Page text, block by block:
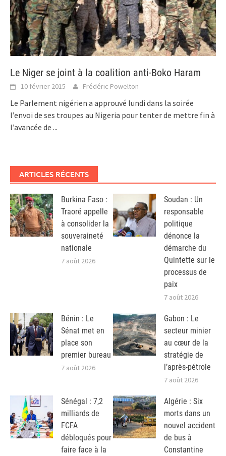
Le Niger se joint à la coalition anti-Boko Haram
10 février 2015 Frédéric Powelton
Le Parlement nigérien a approuvé lundi dans la soirée
l’envoi de ses troupes au Nigeria pour tenter de mettre fin à
l’avancée de ...
ARTICLES RÉCENTS
Burkina Faso :
Traoré appelle
à consolider la
souveraineté
nationale
7 août 2026
Soudan : Un
responsable
politique
dénonce la
démarche du
Quintette sur le
processus de
paix
7 août 2026
Bénin : Le
Sénat met en
place son
premier bureau
7 août 2026
Gabon : Le
secteur minier
au cœur de la
stratégie de
l’après-pétrole
7 août 2026
Sénégal : 7,2
milliards de
FCFA
débloqués pour
faire face à la
Algérie : Six
morts dans un
nouvel accident
de bus à
Constantine